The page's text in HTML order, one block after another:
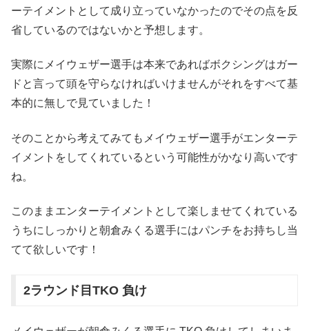
ーテイメントとして成り立っていなかったのでその点を反
省しているのではないかと予想します。
実際にメイウェザー選手は本来であればボクシングはガー
ドと言って頭を守らなければいけませんがそれをすべて基
本的に無しで見ていました！
そのことから考えてみてもメイウェザー選手がエンターテ
イメントをしてくれているという可能性がかなり高いです
ね。
このままエンターテイメントとして楽しませてくれている
うちにしっかりと朝倉みくる選手にはパンチをお持ちし当
てて欲しいです！
2ラウンド目TKO 負け